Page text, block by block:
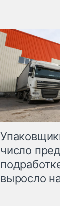
число
выросло